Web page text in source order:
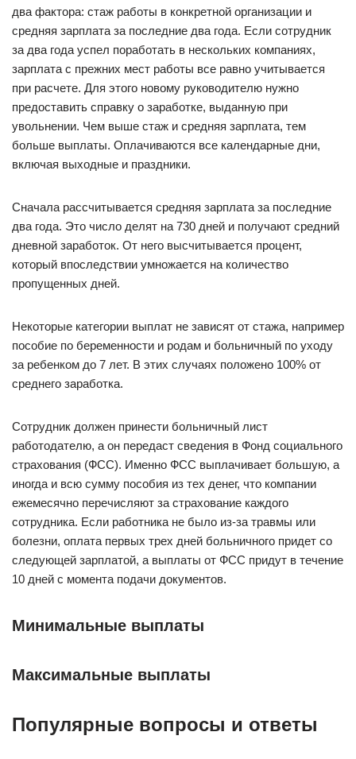
два фактора: стаж работы в конкретной организации и
средняя зарплата за последние два года. Если сотрудник
за два года успел поработать в нескольких компаниях,
зарплата с прежних мест работы все равно учитывается
при расчете. Для этого новому руководителю нужно
предоставить справку о заработке, выданную при
увольнении. Чем выше стаж и средняя зарплата, тем
больше выплаты. Оплачиваются все календарные дни,
включая выходные и праздники.
Сначала рассчитывается средняя зарплата за последние
два года. Это число делят на 730 дней и получают средний
дневной заработок. От него высчитывается процент,
который впоследствии умножается на количество
пропущенных дней.
Некоторые категории выплат не зависят от стажа, например
пособие по беременности и родам и больничный по уходу
за ребенком до 7 лет. В этих случаях положено 100% от
среднего заработка.
Сотрудник должен принести больничный лист
работодателю, а он передаст сведения в Фонд социального
страхования (ФСС). Именно ФСС выплачивает большую, а
иногда и всю сумму пособия из тех денег, что компании
ежемесячно перечисляют за страхование каждого
сотрудника. Если работника не было из-за травмы или
болезни, оплата первых трех дней больничного придет со
следующей зарплатой, а выплаты от ФСС придут в течение
10 дней с момента подачи документов.
Минимальные выплаты
Максимальные выплаты
Популярные вопросы и ответы